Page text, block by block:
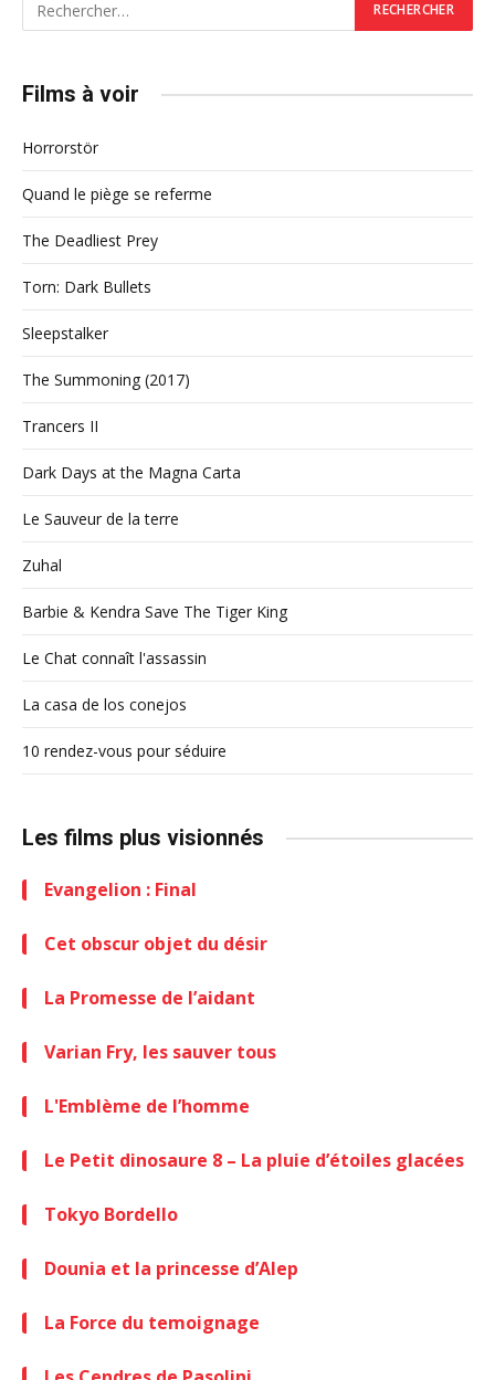
Films à voir
Horrorstör
Quand le piège se referme
The Deadliest Prey
Torn: Dark Bullets
Sleepstalker
The Summoning (2017)
Trancers II
Dark Days at the Magna Carta
Le Sauveur de la terre
Zuhal
Barbie & Kendra Save The Tiger King
Le Chat connaît l'assassin
La casa de los conejos
10 rendez-vous pour séduire
Les films plus visionnés
Evangelion : Final
Cet obscur objet du désir
La Promesse de l’aidant
Varian Fry, les sauver tous
L'Emblème de l’homme
Le Petit dinosaure 8 – La pluie d’étoiles glacées
Tokyo Bordello
Dounia et la princesse d’Alep
La Force du temoignage